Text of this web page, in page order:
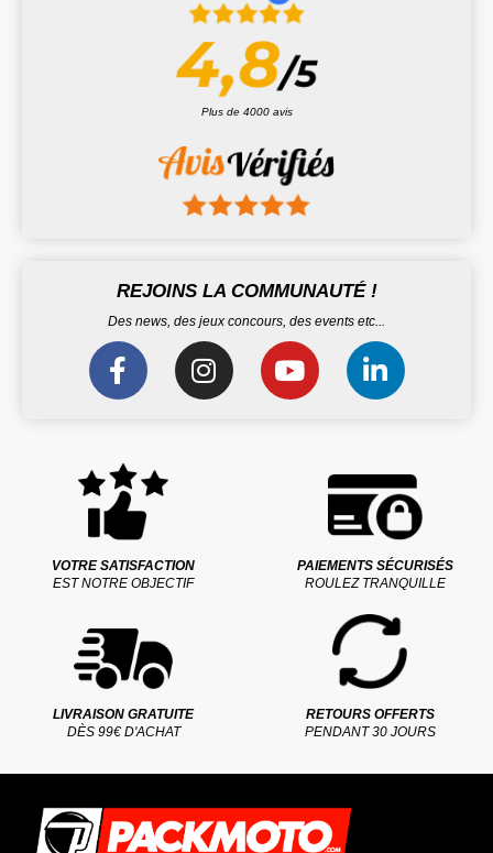
Plus de 4000 avis
REJOINS LA COMMUNAUTÉ !
Des news, des jeux concours, des events etc...
VOTRE SATISFACTION
EST NOTRE OBJECTIF
PAIEMENTS SÉCURISÉS
ROULEZ TRANQUILLE
LIVRAISON GRATUITE
DÈS 99€ D'ACHAT
RETOURS OFFERTS
PENDANT 30 JOURS